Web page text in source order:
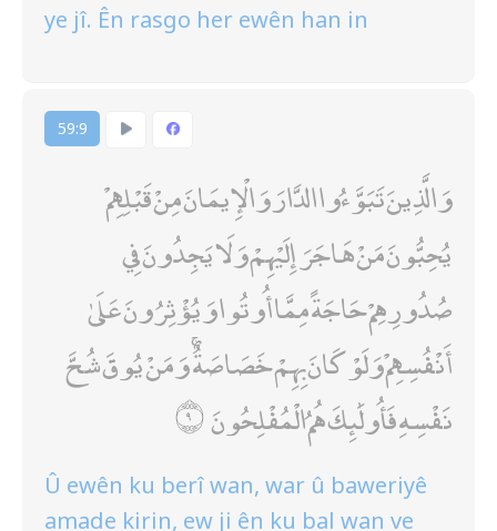
ye jî. Ên rasgo her ewên han in
59:9
وَالَّذِينَ تَبَوَّءُوا الدَّارَ وَالْإِيمَانَ مِنْ قَبْلِهِمْ
يُحِبُّونَ مَنْ هَاجَرَ إِلَيْهِمْ وَلَا يَجِدُونَ فِي
صُدُورِهِمْ حَاجَةً مِمَّا أُوتُوا وَيُؤْثِرُونَ عَلَىٰ
أَنْفُسِهِمْ وَلَوْ كَانَ بِهِمْ خَصَاصَةٌ ۚ وَمَنْ يُوقَ شُحَّ
نَفْسِهِ فَأُولَٰئِكَ هُمُ الْمُفْلِحُونَ
Û ewên ku berî wan, war û baweriyê
amade kirin, ew ji ên ku bal wan ve